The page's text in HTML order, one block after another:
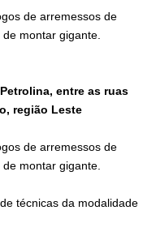
de arremessos de
montar gigante.
entre as ruas
região Leste
de arremessos de
montar gigante.
técnicas da modalidade